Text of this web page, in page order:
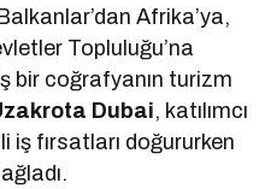
Afrika’ya,
Topluluğu’na
bir coğrafyanın turizm
Dubai, katılımcı
iş fırsatları doğururken